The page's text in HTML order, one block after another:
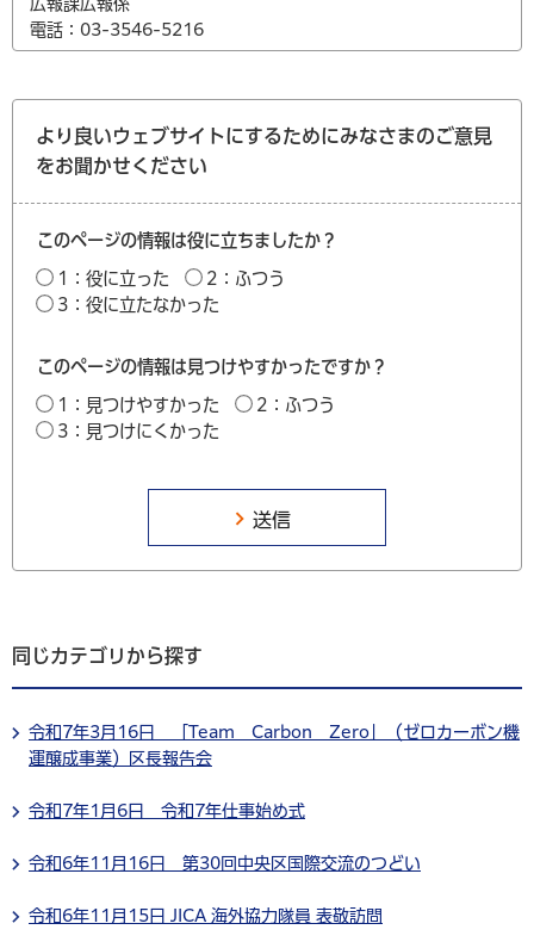
広報課広報係
電話：03-3546-5216
より良いウェブサイトにするためにみなさまのご意見
をお聞かせください
このページの情報は役に立ちましたか？
1：役に立った
2：ふつう
3：役に立たなかった
このページの情報は見つけやすかったですか？
1：見つけやすかった
2：ふつう
3：見つけにくかった
同じカテゴリから探す
令和7年3月16日 「Team Carbon Zero」（ゼロカーボン機
運醸成事業）区長報告会
令和7年1月6日 令和7年仕事始め式
令和6年11月16日 第30回中央区国際交流のつどい
令和6年11月15日 JICA 海外協力隊員 表敬訪問